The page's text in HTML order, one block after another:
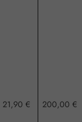
21,90 € 200,00 €